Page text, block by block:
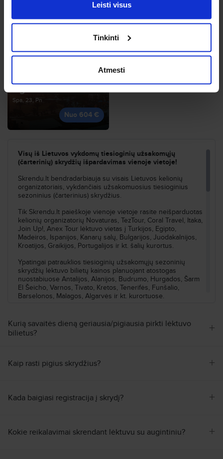
Leisti visus
Tinkinti
Atmesti
Agadiras
Spa, 23, Pn
Nuo 604 €
Visų iš Lietuvos vykdomų tiesioginių užsakomųjų
(čarterinių) skrydžių išpardavimas vienoje vietoje!
Skrendu.lt bendradarbiauja su visais Lietuvos kelionių
organizatoriais, vykdančiais užsakomuosius tiesioginius
sezoninius (čarterinius) skrydžius.
Tik Skrendu.lt paieškoje vienoje vietoje rasite neišparduotas
kelionių organizatorių Novaturas, TezTour, Coral Travel, Itaka,
Join Up!, Anex Tour lėktuvo vietas į Turkijos, Egipto,
Madeiros, Ispanijos, Kanarų salų, Bulgarijos, Juodakalnijos,
Kroatijos, Graikijos, Portugalijos ir kt. šalių kurortus.
Ypatingai patrauklios tiesioginių užsakomųjų sezoninių
skrydžių lėktuvo bilietų kainos planuojant atostogas
nuostabiuose Antalijos, Alanijos, Budrumo, Hurgados, Šarm
El Šeicho, Varnos, Tivato, Kretos, Tenerifės, Funšalio,
Barselonos, Malagos, Algarvės ir kt. kurortuose.
Suplanuoti savo atostogas dar niekada nebuvo taip paprasta!
Užtenka vos kelių mygtukų paspaudimų ir kelionės bilietai
Vilniaus, o tiesioginiai skrydžiai leis jums patogiai ir be
skrydžiai į jūsų pamiltas poilsinių kelionių kryptis.
švelnios saulės spinduliams – užsakomieji skrydžiai į Turkiją
puikus karšto poilsio pasirinkimas. Ir jei dar negaudėte
Kurią savaitės dieną geriausia/pigiausia pirkti lėktuvo
bilietus?
+
Kaip rasti pigius skrydžius? +
Kada baigiasi registracija į skrydį? +
Kokie reikalavimai skrendant lėktuvu su augintiniu? +